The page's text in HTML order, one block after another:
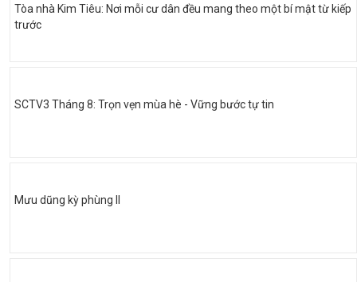
Tòa nhà Kim Tiêu: Nơi mỗi cư dân đều mang theo một bí mật từ kiếp
trước
SCTV3 Tháng 8: Trọn vẹn mùa hè - Vững bước tự tin
Mưu dũng kỳ phùng II